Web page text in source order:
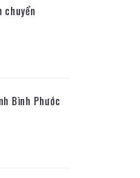
chuyển
Bình Phước